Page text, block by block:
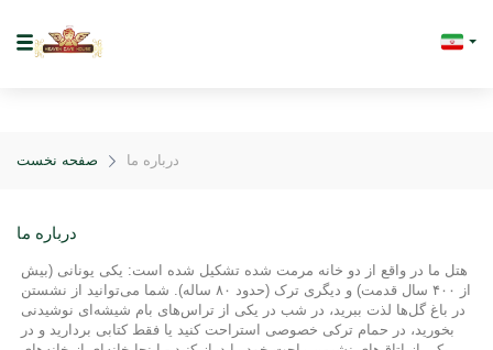
صفحه نخست درباره ما
درباره ما